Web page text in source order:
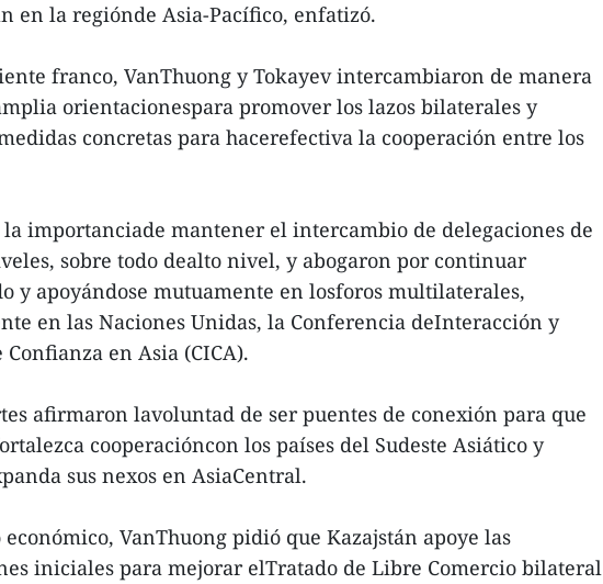
en la regiónde Asia-Pacífico, enfatizó.
franco, VanThuong y Tokayev intercambiaron de manera
orientacionespara promover los lazos bilaterales y
concretas para hacerefectiva la cooperación entre los
importanciade mantener el intercambio de delegaciones de
sobre todo dealto nivel, y abogaron por continuar
y apoyándose mutuamente en losforos multilaterales,
en las Naciones Unidas, la Conferencia deInteracción y
en Asia (CICA).
afirmaron lavoluntad de ser puentes de conexión para que
cooperacióncon los países del Sudeste Asiático y
sus nexos en AsiaCentral.
VanThuong pidió que Kazajstán apoye las
iniciales para mejorar elTratado de Libre Comercio bilateral